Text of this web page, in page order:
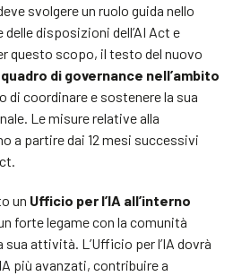
svolgere un ruolo guida nello
disposizioni dell’AI Act e
questo scopo, il testo del nuovo
quadro di governance nell’ambito
di coordinare e sostenere la sua
Le misure relative alla
a partire dai 12 mesi successivi
un Ufficio per l’IA all’interno
forte legame con la comunità
attività. L’Ufficio per l’IA dovrà
più avanzati, contribuire a